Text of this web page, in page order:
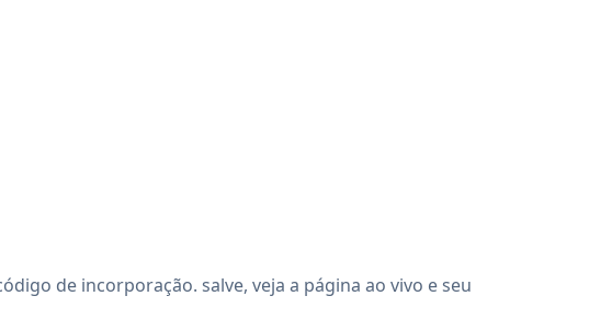
de incorporação. salve, veja a página ao vivo e seu